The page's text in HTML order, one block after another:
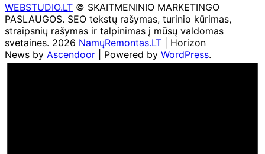
WEBSTUDIO.LT © SKAITMENINIO MARKETINGO
PASLAUGOS. SEO tekstų rašymas, turinio kūrimas,
straipsnių rašymas ir talpinimas į mūsų valdomas
svetaines. 2026 NamųRemontas.LT | Horizon
News by Ascendoor | Powered by WordPress.